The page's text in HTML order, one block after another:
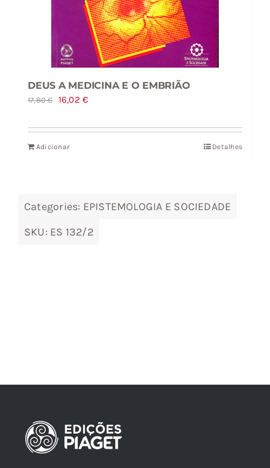
DEUS A MEDICINA E O EMBRIÃO
17,80€
O
original
era:
16,02€O
atual
Adicionar Detalhes
Categories: EPISTEMOLOGIA E SOCIEDADE
SKU: ES 132/2